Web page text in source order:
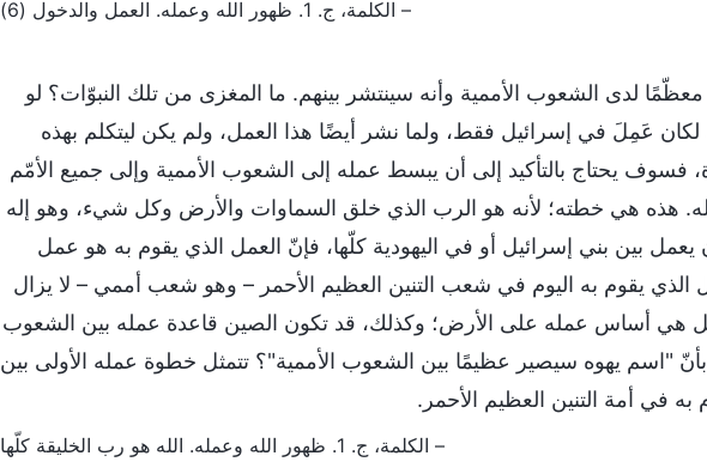
– الكلمة، ج. 1. ظهور الله وعمله. العمل والدخول (6)
لدى الشعوب الأممية وأنه سينتشر بينهم. ما المغزى من تلك النبوّات؟ لو
عَمِلَ في إسرائيل فقط، ولما نشر أيضًا هذا العمل، ولم يكن ليتكلم بهذه
فسوف يحتاج بالتأكيد إلى أن يبسط عمله إلى الشعوب الأممية وإلى جميع الأمّم
هذه هي خطته؛ لأنه هو الرب الذي خلق السماوات والأرض وكل شيء، وهو إله
بين بني إسرائيل أو في اليهودية كلّها، فإنّ العمل الذي يقوم به هو عمل
الذي يقوم به اليوم في شعب التنين العظيم الأحمر – وهو شعب أممي – لا يزال
هي أساس عمله على الأرض؛ وكذلك، قد تكون الصين قاعدة عمله بين الشعوب
بأنّ "اسم يهوه سيصير عظيمًا بين الشعوب الأممية"؟ تتمثل خطوة عمله الأولى بين
به في أمة التنين العظيم الأحمر.
– الكلمة، ج. 1. ظهور الله وعمله. الله هو رب الخليقة كلّها